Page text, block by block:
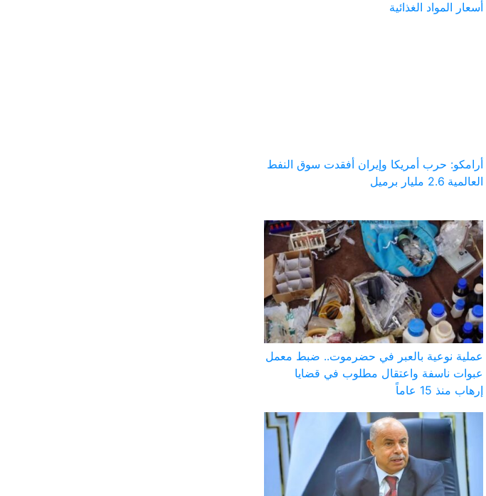
أسعار المواد الغذائية
أرامكو: حرب أمريكا وإيران أفقدت سوق النفط
العالمية 2.6 مليار برميل
عملية نوعية بالعبر في حضرموت.. ضبط معمل
عبوات ناسفة واعتقال مطلوب في قضايا
إرهاب منذ 15 عاماً